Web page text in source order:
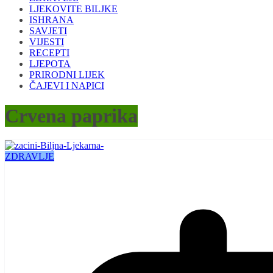
LJEKOVITE BILJKE
ISHRANA
SAVJETI
VIJESTI
RECEPTI
LJEPOTA
PRIRODNI LIJEK
ČAJEVI I NAPICI
Crvena paprika
ZDRAVLJE